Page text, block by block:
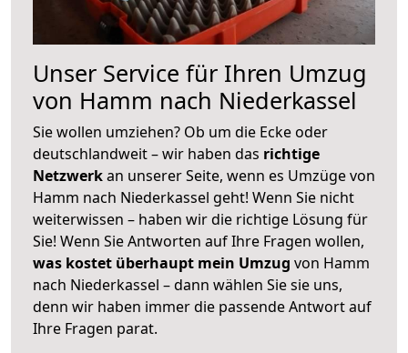
Unser Service für Ihren Umzug
von Hamm nach Niederkassel
Sie wollen umziehen? Ob um die Ecke oder
deutschlandweit – wir haben das richtige
Netzwerkan unserer Seite, wenn es Umzüge von
Hamm nach Niederkassel geht! Wenn Sie nicht
weiterwissen – haben wir die richtige Lösung für
Sie! Wenn Sie Antworten auf Ihre Fragen wollen,
was kostet überhaupt mein Umzug von Hamm
nach Niederkassel – dann wählen Sie sie uns,
denn wir haben immer die passende Antwort auf
Ihre Fragen parat.